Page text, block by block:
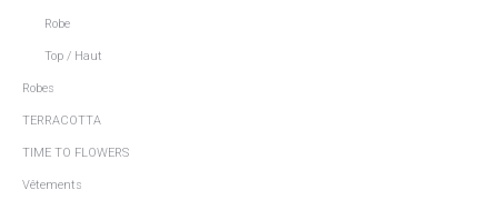
Robe
Top / Haut
Robes
TERRACOTTA
TIME TO FLOWERS
Vêtements